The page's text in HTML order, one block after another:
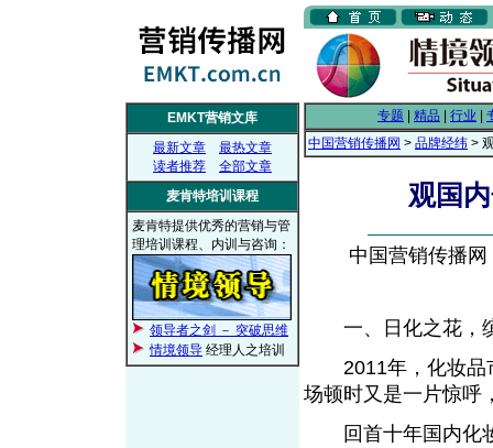
EMKT营销文库
最新文章
最热文章
读者推荐
全部文章
麦肯特培训课程
麦肯特提供优秀的营销与管
理培训课程、内训与咨询：
领导者之剑 － 突破思维
情境领导 经理人之培训
专题 精品 行业
中国营销传播网 > 品牌经纬 >
观国
中国营销传播
一、日化之花，
2011年，化妆品市
场顿时又是一片惊呼
回首十年国内化妆